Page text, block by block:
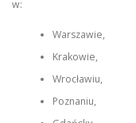
w:
Warszawie,
Krakowie,
Wrocławiu,
Poznaniu,